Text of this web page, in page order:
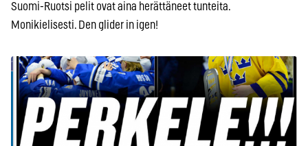
Suomi-Ruotsi pelit ovat aina herättäneet tunteita.
Monikielisesti. Den glider in igen!